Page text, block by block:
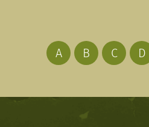
A B C D